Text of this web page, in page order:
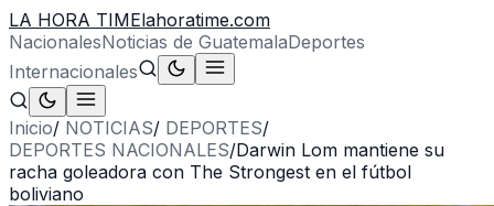
LA HORA TIMElahoratime.com
NacionalesNoticias de GuatemalaDeportes
Internacionales
Inicio/ NOTICIAS/ DEPORTES/
DEPORTES NACIONALES/Darwin Lom mantiene su
racha goleadora con The Strongest en el fútbol
boliviano